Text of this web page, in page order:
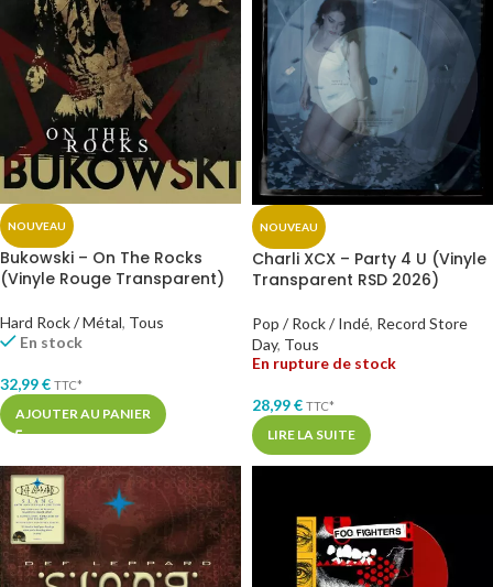
NOUVEAU
Bukowski – On The Rocks
(Vinyle Rouge Transparent)
Hard Rock / Métal, Tous
En stock
32,99€ TTC*
AJOUTER AU PANIER
NOUVEAU
Charli XCX – Party 4 U (Vinyle
Transparent RSD 2026)
Pop / Rock / Indé, Record Store
Day, Tous
En rupture de stock
28,99€ TTC*
LIRE LA SUITE